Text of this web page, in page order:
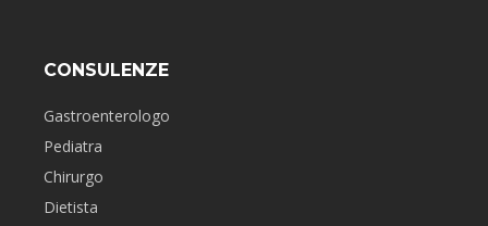
CONSULENZE
Gastroenterologo
Pediatra
Chirurgo
Dietista